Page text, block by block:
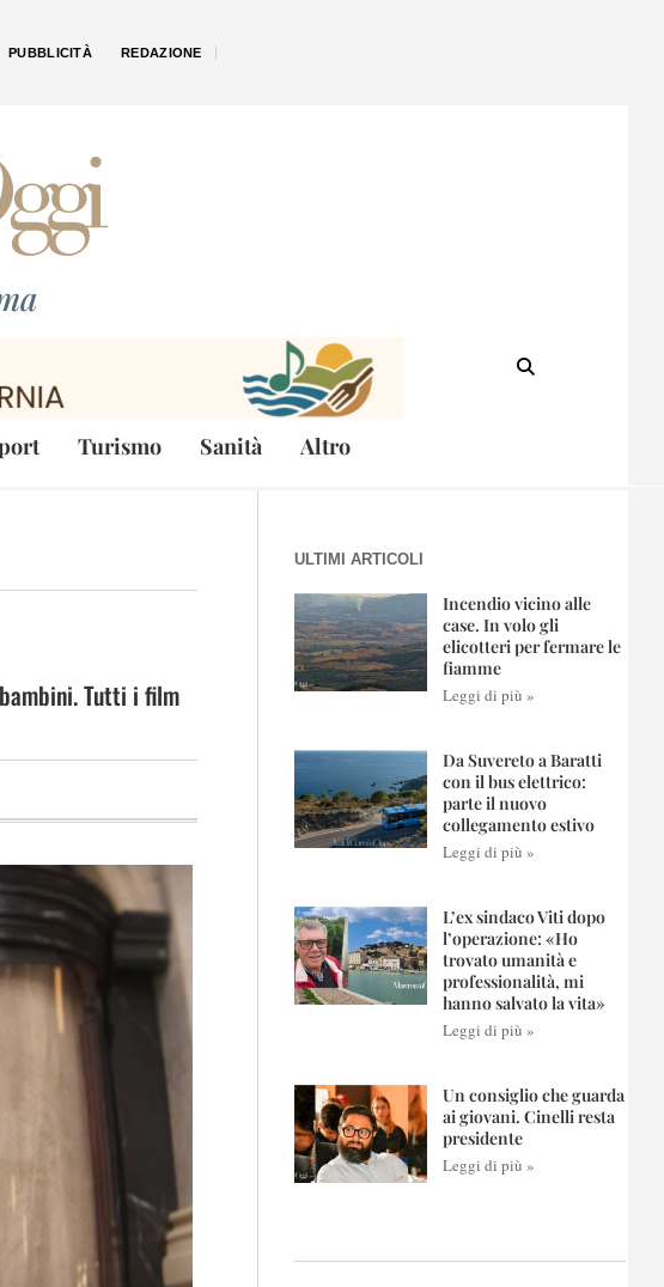
PUBBLICITÀ REDAZIONE
Turismo Sanità Altro
Tutti i film
ULTIMI ARTICOLI
Incendio vicino alle
case. In volo gli
elicotteri per fermare le
fiamme
Leggi di più »
Da Suvereto a Baratti
con il bus elettrico:
parte il nuovo
collegamento estivo
Leggi di più »
L’ex sindaco Viti dopo
l’operazione: «Ho
trovato umanità e
professionalità, mi
hanno salvato la vita»
Leggi di più »
Un consiglio che guarda
ai giovani. Cinelli resta
presidente
Leggi di più »